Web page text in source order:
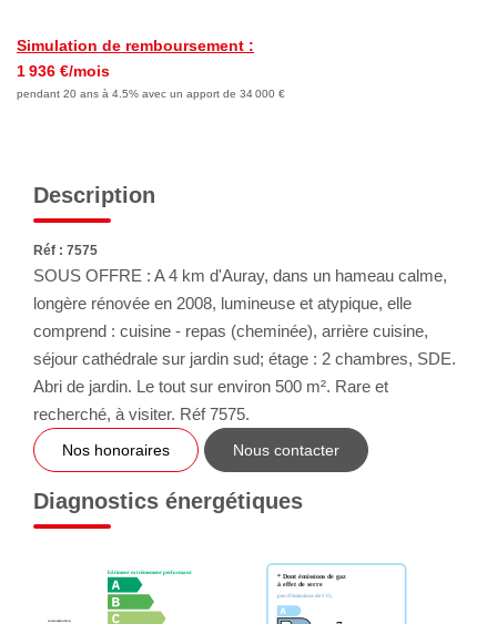
MON COMPTE
Simulation de remboursement :
1 936 €/mois
pendant 20 ans à 4.5% avec un apport de 34 000 €
Description
Réf : 7575
SOUS OFFRE : A 4 km d'Auray, dans un hameau calme,
longère rénovée en 2008, lumineuse et atypique, elle
comprend : cuisine - repas (cheminée), arrière cuisine,
séjour cathédrale sur jardin sud; étage : 2 chambres, SDE.
Abri de jardin. Le tout sur environ 500 m². Rare et
recherché, à visiter. Réf 7575.
Nos honoraires Nous contacter
Diagnostics énergétiques